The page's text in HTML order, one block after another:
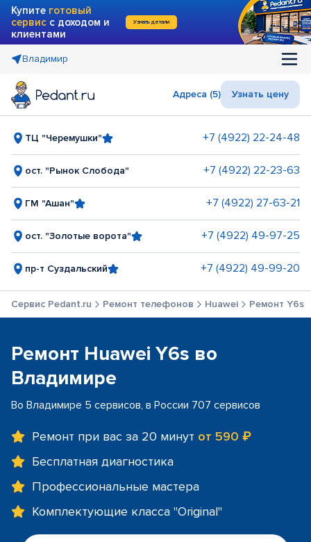
Купите готовый
сервис с доходом и
клиентами
Узнать детали
Владимир
Адреса (5) Узнать цену
ТЦ "Черемушки" +7 (4922) 22-24-48
ост. "Рынок Слобода" +7 (4922) 22-23-63
ГМ "Ашан" +7 (4922) 27-63-21
ост. "Золотые ворота" +7 (4922) 49-97-25
пр-т Суздальский +7 (4922) 49-99-20
Сервис Pedant.ru Ремонт телефонов Huawei Ремонт Y6s
Ремонт Huawei Y6s во
Владимире
Во Владимире 5 сервисов, в России 707 сервисов
Ремонт при вас за 20 минут от 590 ₽
Бесплатная диагностика
Профессиональные мастера
Комплектующие класса "Original"